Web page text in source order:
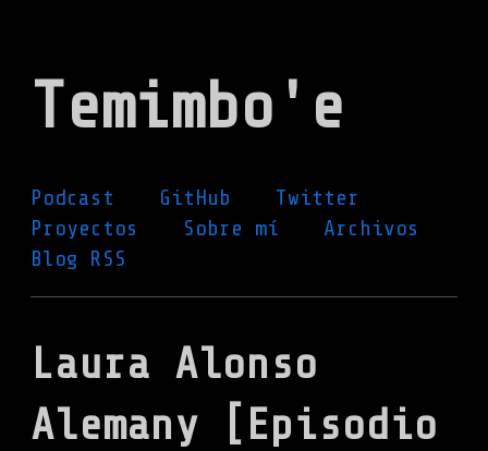
al
contenido
principal
Temimbo'e
Podcast GitHub
Twitter
Proyectos
Sobre mí
Archivos
Blog RSS
Laura Alonso
Alemany [Episodio